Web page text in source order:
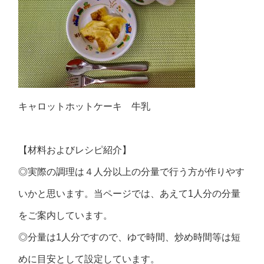
キャロットホットケーキ 牛乳
【材料およびレシピ紹介】
◎実際の調理は４人分以上の分量で行う方が作りやす
いかと思います。当ページでは、あえて1人分の分量
をご案内しています。
◎分量は1人分ですので、ゆで時間、炒め時間等は短
めに目安として設定しています。